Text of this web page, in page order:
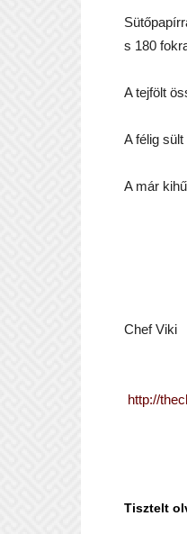
s 180
A tejfölt
A félig
A már
Chef Viki
http://
Tisztelt